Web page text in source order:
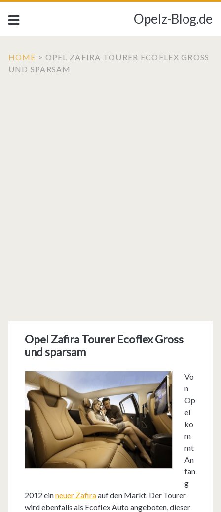
Opelz-Blog.de
HOME > OPEL ZAFIRA TOURER ECOFLEX GROSS
UND SPARSAM
Opel Zafira Tourer Ecoflex Gross
und sparsam
Vo
n
Op
el
ko
m
mt
An
fan
g
2012 einneuer Zafiraauf den Markt. Der Tourer
wird ebenfalls als Ecoflex Auto angeboten, dieser